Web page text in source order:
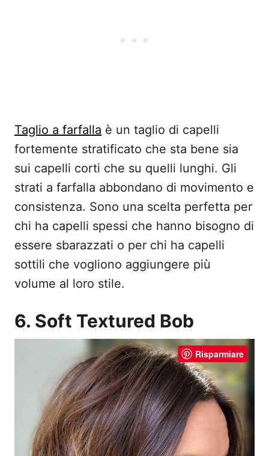
Taglio a farfalla è un taglio di capelli
fortemente stratificato che sta bene sia
sui capelli corti che su quelli lunghi. Gli
strati a farfalla abbondano di movimento e
consistenza. Sono una scelta perfetta per
chi ha capelli spessi che hanno bisogno di
essere sbarazzati o per chi ha capelli
sottili che vogliono aggiungere più
volume al loro stile.
6. Soft Textured Bob
Risparmiare